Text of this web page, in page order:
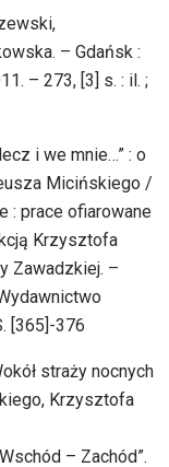
– Gdańsk :
– 273, [3] s. : il. ;
i we mnie…” : o
Micińskiego /
: prace ofiarowane
Krzysztofa
Zawadzkiej. –
[365]-376
straży nocnych
Krzysztofa
– Zachód”.